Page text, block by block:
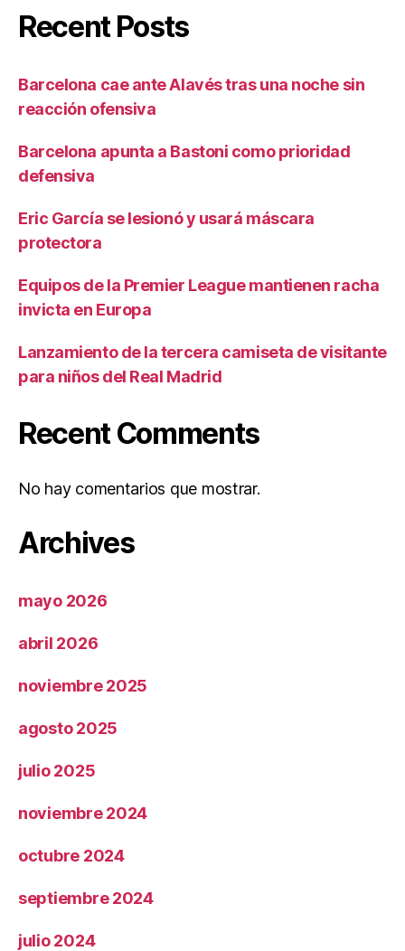
Recent Posts
Barcelona cae ante Alavés tras una noche sin
reacción ofensiva
Barcelona apunta a Bastoni como prioridad
defensiva
Eric García se lesionó y usará máscara
protectora
Equipos de la Premier League mantienen racha
invicta en Europa
Lanzamiento de la tercera camiseta de visitante
para niños del Real Madrid
Recent Comments
No hay comentarios que mostrar.
Archives
mayo 2026
abril 2026
noviembre 2025
agosto 2025
julio 2025
noviembre 2024
octubre 2024
septiembre 2024
julio 2024